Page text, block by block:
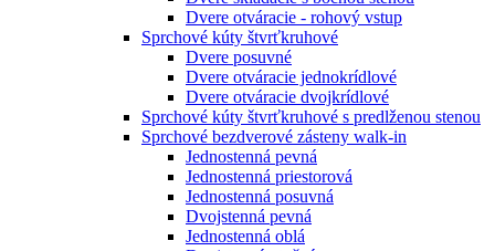
Dvere otváracie - rohový vstup
Sprchové kúty štvrťkruhové
Dvere posuvné
Dvere otváracie jednokrídlové
Dvere otváracie dvojkrídlové
Sprchové kúty štvrťkruhové s predlženou stenou
Sprchové bezdverové zásteny walk-in
Jednostenná pevná
Jednostenná priestorová
Jednostenná posuvná
Dvojstenná pevná
Jednostenná oblá